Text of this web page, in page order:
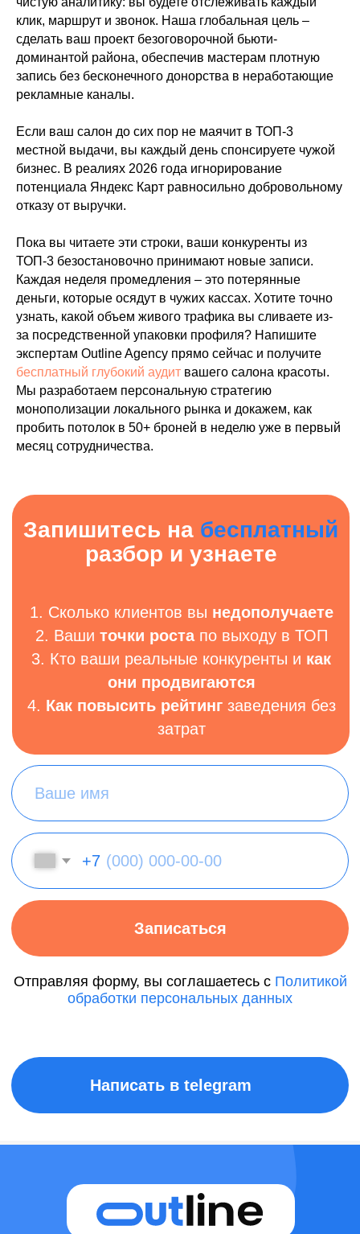
клик, маршрут и звонок. Наша глобальная цель –
сделать ваш проект безоговорочной бьюти-
доминантой района, обеспечив мастерам плотную
запись без бесконечного донорства в неработающие
рекламные каналы.
Если ваш салон до сих пор не маячит в ТОП-3
местной выдачи, вы каждый день спонсируете чужой
бизнес. В реалиях 2026 года игнорирование
потенциала Яндекс Карт равносильно добровольному
отказу от выручки.
Пока вы читаете эти строки, ваши конкуренты из
ТОП-3 безостановочно принимают новые записи.
Каждая неделя промедления – это потерянные
деньги, которые осядут в чужих кассах. Хотите точно
узнать, какой объем живого трафика вы сливаете из-
за посредственной упаковки профиля? Напишите
экспертам Outline Agency прямо сейчас и получите
бесплатный глубокий аудит вашего салона красоты.
Мы разработаем персональную стратегию
монополизации локального рынка и докажем, как
пробить потолок в 50+ броней в неделю уже в первый
месяц сотрудничества.